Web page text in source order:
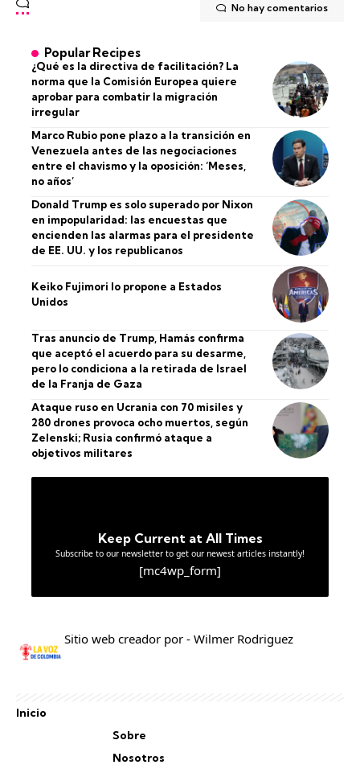
No hay comentarios
Popular Recipes
¿Qué es la directiva de facilitación? La
norma que la Comisión Europea quiere
aprobar para combatir la migración
irregular
Marco Rubio pone plazo a la transición en
Venezuela antes de las negociaciones
entre el chavismo y la oposición: ‘Meses,
no años’
Donald Trump es solo superado por Nixon
en impopularidad: las encuestas que
encienden las alarmas para el presidente
de EE. UU. y los republicanos
Keiko Fujimori lo propone a Estados
Unidos
Tras anuncio de Trump, Hamás confirma
que aceptó el acuerdo para su desarme,
pero lo condiciona a la retirada de Israel
de la Franja de Gaza
Ataque ruso en Ucrania con 70 misiles y
280 drones provoca ocho muertos, según
Zelenski; Rusia confirmó ataque a
objetivos militares
Keep Current at All Times
Subscribe to our newsletter to get our newest articles instantly!
[mc4wp_form]
Sitio web creador por - Wilmer Rodriguez
Inicio
Sobre
Nosotros